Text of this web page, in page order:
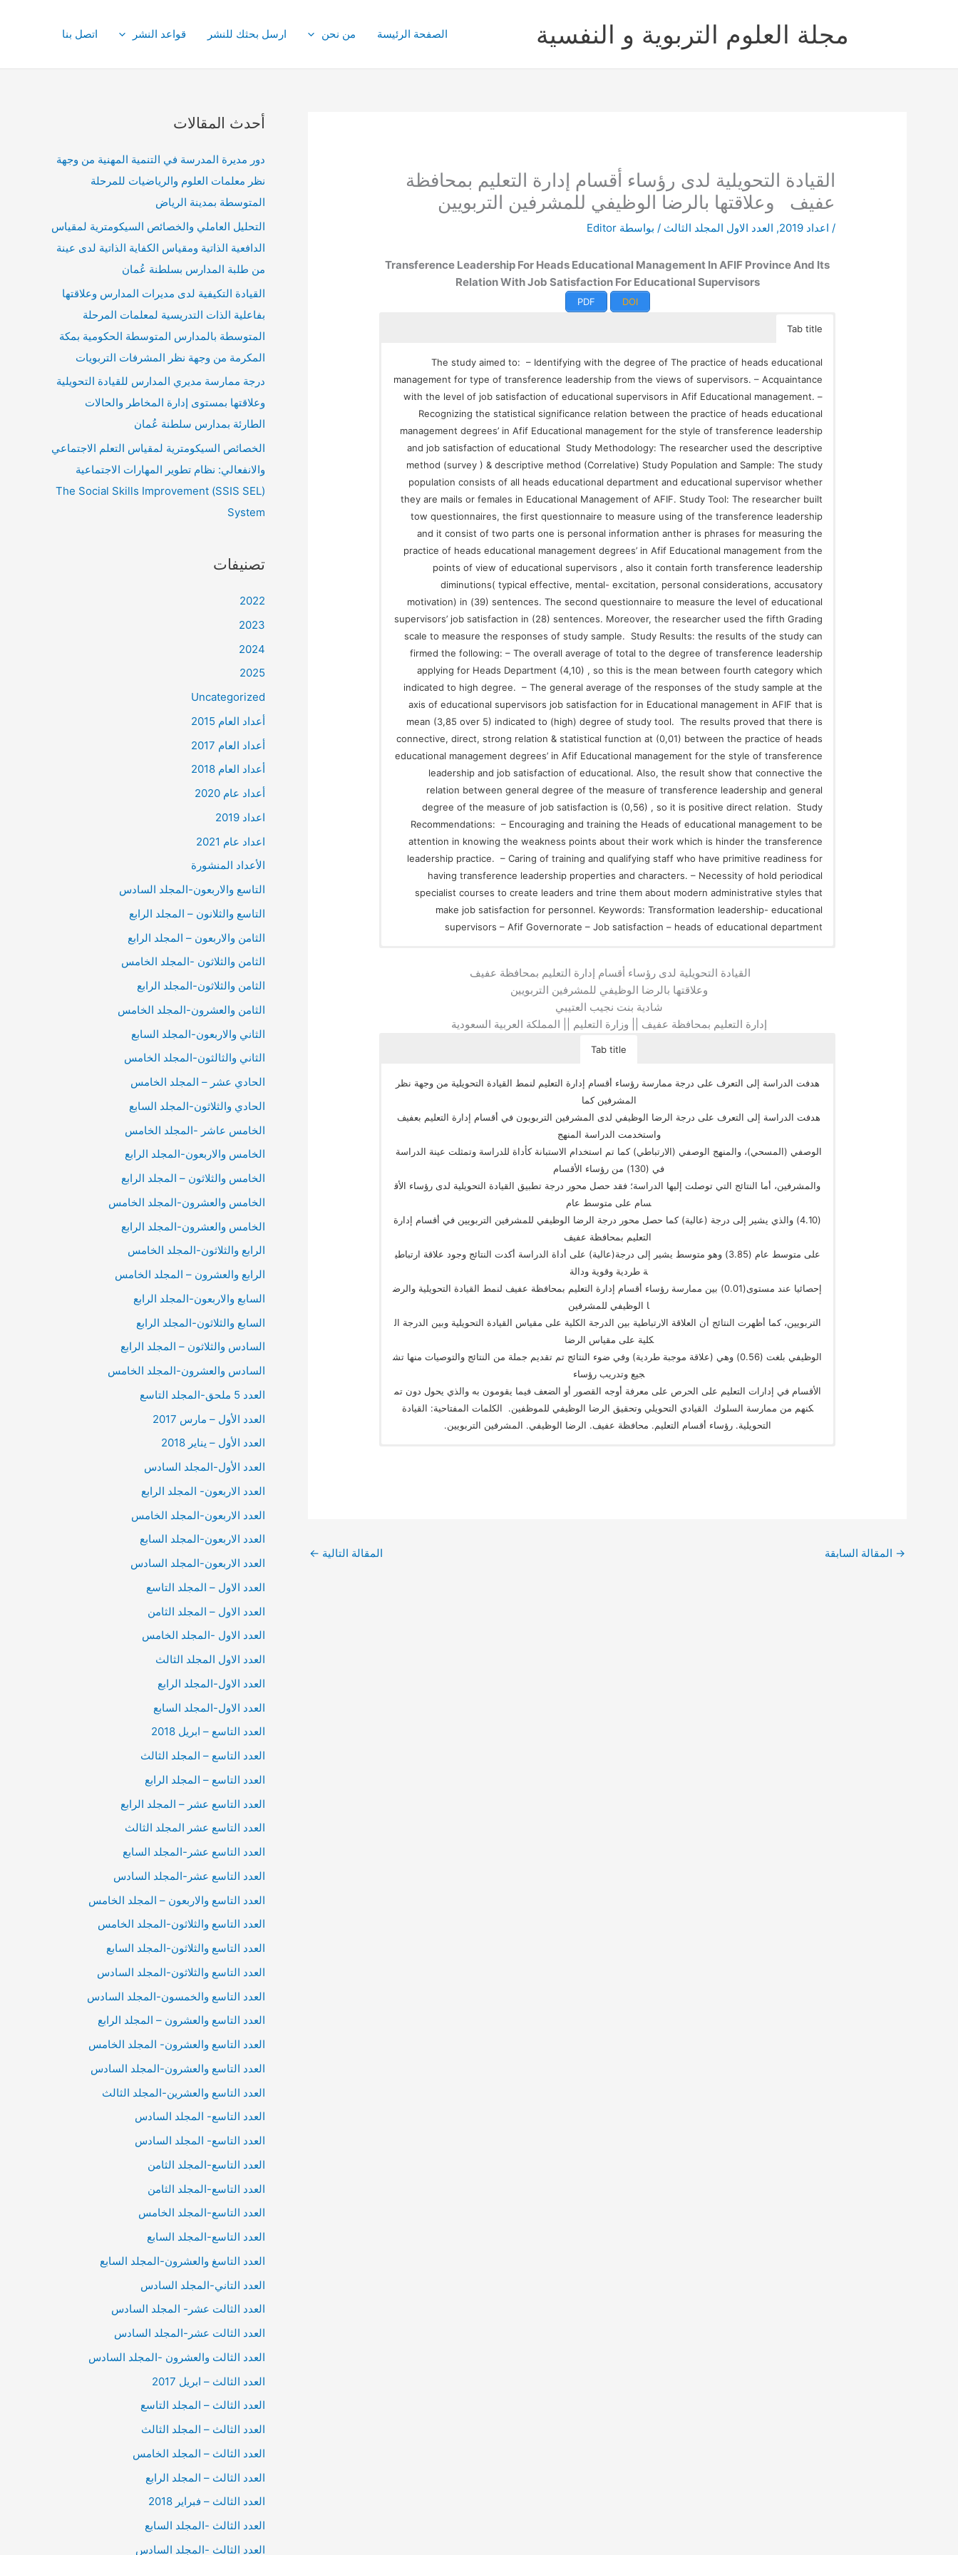
مجلة العلوم التربوية و النفسية الصفحة الرئيسة من نحن ارسل بحثك للنشر قواعد النشر اتصل بنا
القيادة‌ ‌التحويلية‌ ‌لدى‌ ‌رؤساء‌ ‌أقسام‌ ‌إدارة‌ ‌التعليم‌ ‌بمحافظة‌
‌عفيف‌ ‌ ‌ وعلاقتها‌ ‌بالرضا‌ ‌الوظيفي‌ ‌للمشرفين‌ ‌التربويين‌ ‌
/ اعداد 2019 , العدد الاول المجلد الثالث / بواسطة Editor
Transference Leadership For Heads Educational Management In AFIF Province And Its
Relation With Job Satisfaction For Educational Supervisors
DOI
PDF
Tab title
The study aimed to: – Identifying with the degree of The practice of heads educational
management for type of transference leadership from the views of supervisors. – Acquaintance
with the level of job satisfaction of educational supervisors in Afif Educational management. –
Recognizing the statistical significance relation between the practice of heads educational
management degrees’ in Afif Educational management for the style of transference leadership
and job satisfaction of educational Study Methodology: The researcher used the descriptive
method (survey ) & descriptive method (Correlative) Study Population and Sample: The study
population consists of all heads educational department and educational supervisor whether
they are mails or females in Educational Management of AFIF. Study Tool: The researcher built
tow questionnaires, the first questionnaire to measure using of the transference leadership
and it consist of two parts one is personal information anther is phrases for measuring the
practice of heads educational management degrees’ in Afif Educational management from the
points of view of educational supervisors , also it contain forth transference leadership
diminutions( typical effective, mental- excitation, personal considerations, accusatory
motivation) in (39) sentences. The second questionnaire to measure the level of educational
supervisors’ job satisfaction in (28) sentences. Moreover, the researcher used the fifth Grading
scale to measure the responses of study sample. Study Results: the results of the study can
firmed the following: – The overall average of total to the degree of transference leadership
applying for Heads Department (4,10) , so this is the mean between fourth category which
indicated to high degree. – The general average of the responses of the study sample at the
axis of educational supervisors job satisfaction for in Educational management in AFIF that is
mean (3,85 over 5) indicated to (high) degree of study tool. The results proved that there is
connective, direct, strong relation & statistical function at (0,01) between the practice of heads
educational management degrees’ in Afif Educational management for the style of transference
leadership and job satisfaction of educational. Also, the result show that connective the
relation between general degree of the measure of transference leadership and general
degree of the measure of job satisfaction is (0,56) , so it is positive direct relation. Study
Recommendations: – Encouraging and training the Heads of educational management to be
attention in knowing the weakness points about their work which is hinder the transference
leadership practice. – Caring of training and qualifying staff who have primitive readiness for
having transference leadership properties and characters. – Necessity of hold periodical
specialist courses to create leaders and trine them about modern administrative styles that
make job satisfaction for personnel. Keywords: Transformation leadership- educational
supervisors – Afif Governorate – Job satisfaction – heads of educational department
القيادة‌ ‌التحويلية‌ ‌لدى‌ ‌رؤساء‌ ‌أقسام‌ ‌إدارة‌ ‌التعليم‌ ‌بمحافظة‌ ‌عفيف‌
وعلاقتها‌ ‌بالرضا‌ ‌الوظيفي‌ ‌للمشرفين‌ ‌التربويين‌
شادية‌ ‌بنت‌ ‌نجيب‌ ‌العتيبي‌
إدارة‌ ‌التعليم‌ ‌بمحافظة‌ ‌عفيف‌ ‌||‌ ‌وزارة‌ ‌التعليم‌ ‌||‌ ‌المملكة‌ ‌العربية‌ ‌السعودية‌
Tab title
‌هدفت‌ ‌الدراسة‌ ‌إلى‌ ‌التعرف‌ ‌على‌ ‌درجة‌ ‌ممارسة‌ ‌رؤساء‌ ‌أقسام‌ ‌إدارة‌ ‌التعليم‌ ‌لنمط‌ ‌القيادة‌ ‌التحويلية‌ ‌من‌ ‌وجهة‌ ‌نظر‌ ‌
المشرفين‌ ‌كما‌ ‌
هدفت‌ ‌الدراسة‌ ‌إلى‌ ‌التعرف‌ ‌على‌ ‌درجة‌ ‌الرضا‌ ‌الوظيفي‌ ‌لدى‌ ‌المشرفين‌ ‌التربويون‌ ‌في‌ ‌أقسام‌ ‌إدارة‌ ‌التعليم‌ ‌بعفيف‌ ‌
واستخدمت‌ ‌الدراسة‌ ‌المنهج‌ ‌
الوصفي‌ ‌(المسحي)،‌ ‌والمنهج‌ ‌الوصفي‌ ‌(الارتباطي)‌ ‌كما‌ ‌تم‌ ‌استخدام‌ ‌الاستبانة‌ ‌كأداة‌ ‌للدراسة‌ ‌وتمثلت‌ ‌عينة‌ ‌الدراسة‌ ‌
في‌ ‌(‌130‌)‌ ‌من‌ ‌رؤساء‌ ‌الأقسام‌ ‌
والمشرفين،‌ ‌أما‌ ‌النتائج‌ ‌التي‌ ‌توصلت‌ ‌إليها‌ ‌الدراسة؛‌ ‌فقد‌ ‌حصل‌ ‌محور‌ ‌درجة‌ ‌تطبيق‌ ‌القيادة‌ ‌التحويلية‌ ‌لدى‌ ‌رؤساء‌ ‌الأق
سام‌ ‌على‌ ‌متوسط‌ ‌عام‌ ‌
(‌4.10‌)‌ ‌والذي‌ ‌يشير‌ ‌إلى‌ ‌درجة‌ ‌(عالية)‌ ‌كما‌ ‌حصل‌ ‌محور‌ ‌درجة‌ ‌الرضا‌ ‌الوظيفي‌ ‌للمشرفين‌ ‌التربويين‌ ‌في‌ ‌أقسام‌ ‌إدارة‌
‌التعليم‌ ‌بمحافظة‌ ‌عفيف‌ ‌
على‌ ‌متوسط‌ ‌عام‌ ‌(‌3.85‌)‌ ‌وهو‌ ‌متوسط‌ ‌يشير‌ ‌إلى‌ ‌درجة(عالية)‌ ‌على‌ ‌أداة‌ ‌الدراسة‌ ‌أكدت‌ ‌النتائج‌ ‌وجود‌ ‌علاقة‌ ‌ارتباطي
ة‌ ‌طردية‌ ‌وقوية‌ ‌ودالة‌ ‌
إحصائيا‌ ‌عند‌ ‌مستوى(‌0.01‌)‌ ‌بين‌ ‌ممارسة‌ ‌رؤساء‌ ‌أقسام‌ ‌إدارة‌ ‌التعليم‌ ‌بمحافظة‌ ‌عفيف‌ ‌لنمط‌ ‌القيادة‌ ‌التحويلية‌ ‌والرض
ا‌ ‌الوظيفي‌ ‌للمشرفين‌ ‌
التربويين،‌ ‌كما‌ ‌أظهرت‌ ‌النتائج‌ ‌أن‌ ‌العلاقة‌ ‌الارتباطية‌ ‌بين‌ ‌الدرجة‌ ‌الكلية‌ ‌على‌ ‌مقياس‌ ‌القيادة‌ ‌التحويلية‌ ‌وبين‌ ‌الدرجة‌ ‌ال
كلية‌ ‌على‌ ‌مقياس‌ ‌الرضا‌ ‌
الوظيفي‌ ‌بلغت‌ ‌(‌0.56‌)‌ ‌وهي‌ ‌(علاقة‌ ‌موجبة‌ ‌طردية)‌ ‌وفي‌ ‌ضوء‌ ‌النتائج‌ ‌تم‌ ‌تقديم‌ ‌جملة‌ ‌من‌ ‌النتائج‌ ‌والتوصيات‌ ‌منها‌ ‌تش
جيع‌ ‌وتدريب‌ ‌رؤساء‌ ‌
الأقسام‌ ‌في‌ ‌إدارات‌ ‌التعليم‌ ‌على‌ ‌الحرص‌ ‌على‌ ‌معرفة‌ ‌أوجه‌ ‌القصور‌ ‌أو‌ ‌الضعف‌ ‌فيما‌ ‌يقومون‌ ‌به‌ ‌والذي‌ ‌يحول‌ ‌دون‌ ‌تم
كنهم‌ ‌من‌ ‌ممارسة‌ ‌السلوك‌ ‌ القيادي‌ ‌التحويلي‌ ‌وتحقيق‌ ‌الرضا‌ ‌الوظيفي‌ ‌للموظفين.‌ ‌ الكلمات‌ ‌المفتاحية:‌‌ ‌القيادة‌
‌التحويلية.‌ ‌رؤساء‌ ‌أقسام‌ ‌التعليم.‌ ‌محافظة‌ ‌عفيف.‌ ‌الرضا‌ ‌الوظيفي.‌ ‌المشرفين‌ ‌التربويين.‌
→ المقالة السابقة المقالة التالية ←
أحدث المقالات
دور مديرة المدرسة في التنمية المهنية من وجهة
نظر معلمات العلوم والرياضيات للمرحلة
المتوسطة بمدينة الرياض
التحليل العاملي والخصائص السيكومترية لمقياس
الدافعية الذاتية ومقياس الكفاية الذاتية لدى عينة
من طلبة المدارس بسلطنة عُمان
القيادة التكيفية لدى مديرات المدارس وعلاقتها
بفاعلية الذات التدريسية لمعلمات المرحلة
المتوسطة بالمدارس المتوسطة الحكومية بمكة
المكرمة من وجهة نظر المشرفات التربويات
درجة ممارسة مديري المدارس للقيادة التحويلية
وعلاقتها بمستوى إدارة المخاطر والحالات
الطارئة بمدارس سلطنة عُمان
الخصائص السيكومترية لمقياس التعلم الاجتماعي
والانفعالي: نظام تطوير المهارات الاجتماعية
(SSIS SEL) The Social Skills Improvement
System
تصنيفات
2022
2023
2024
2025
Uncategorized
أعداد العام 2015
أعداد العام 2017
أعداد العام 2018
أعداد عام 2020
اعداد 2019
اعداد عام 2021
الأعداد المنشورة
التاسع والاربعون-المجلد السادس
التاسع والثلانون – المجلد الرابع
الثامن والاربعون – المجلد الرابع
الثامن والثلاثون -المجلد الخامس
الثامن والثلاثون-المجلد الرابع
الثامن والعشرون-المجلد الخامس
الثاني والاربعون-المجلد السابع
الثاني والثالثون-المجلد الخامس
الحادي عشر – المجلد الخامس
الحادي والثلاثون-المجلد السابع
الخامس عاشر -المجلد الخامس
الخامس والاربعون-المجلد الرابع
الخامس والثلاثون – المجلد الرابع
الخامس والعشرون-المجلد الخامس
الخامس والعشرون-المجلد الرابع
الرابع والثلاثون-المجلد الخامس
الرابع والعشرون – المجلد الخامس
السابع والاربعون-المجلد الرابع
السابع والثلاثون-المجلد الرابع
السادس والثلاثون – المجلد الرابع
السادس والعشرون-المجلد الخامس
العدد 5 ملحق-المجلد التاسع
العدد الأول – مارس 2017
العدد الأول – يناير 2018
العدد الأول-المجلد السادس
العدد الاربعون- المجلد الرابع
العدد الاربعون-المجلد الخامس
العدد الاربعون-المجلد السابع
العدد الاربعون-المجلد السادس
العدد الاول – المجلد التاسع
العدد الاول – المجلد الثامن
العدد الاول -المجلد الخامس
العدد الاول المجلد الثالث
العدد الاول-المجلد الرابع
العدد الاول-المجلد السابع
العدد التاسع – ابريل 2018
العدد التاسع – المجلد الثالث
العدد التاسع – المجلد الرابع
العدد التاسع عشر – المجلد الرابع
العدد التاسع عشر المجلد الثالث
العدد التاسع عشر-المجلد السابع
العدد التاسع عشر-المجلد السادس
العدد التاسع والاربعون – المجلد الخامس
العدد التاسع والثلاثون-المجلد الخامس
العدد التاسع والثلاثون-المجلد السابع
العدد التاسع والثلاثون-المجلد السادس
العدد التاسع والخمسون-المجلد السادس
العدد التاسع والعشرون – المجلد الرابع
العدد التاسع والعشرون- المجلد الخامس
العدد التاسع والعشرون-المجلد السادس
العدد التاسع والعشرين-المجلد الثالث
العدد التاسع- المجلد السادس
العدد التاسع- المجلد السادس
العدد التاسع-المجلد الثامن
العدد التاسع-المجلد الثامن
العدد التاسع-المجلد الخامس
العدد التاسع-المجلد السابع
العدد التاسغ والعشرون-المجلد السابع
العدد التاني-المجلد السادس
العدد الثالت عشر- المجلد السادس
العدد الثالت عشر-المجلد السادس
العدد الثالت والعشرون -المجلد السادس
العدد الثالث – ابريل 2017
العدد الثالث – المجلد التاسع
العدد الثالث – المجلد الثالث
العدد الثالث – المجلد الخامس
العدد الثالث – المجلد الرابع
العدد الثالث – فبراير 2018
العدد الثالث -المجلد السابع
العدد الثالث -المجلد السادس